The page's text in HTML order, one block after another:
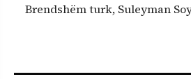
Brendshëm turk, Suleyman